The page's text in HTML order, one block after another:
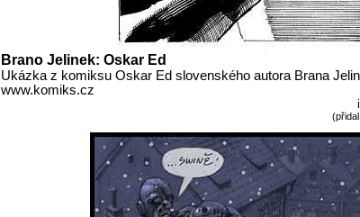
Brano Jelinek: Oskar Ed
Ukázka z komiksu Oskar Ed slovenského autora Brana
www.komiks.cz